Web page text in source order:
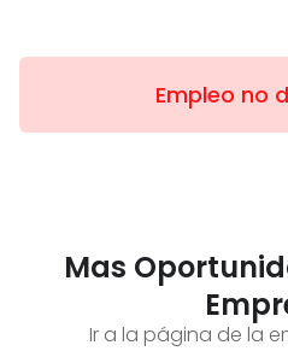
Empleo no
Mas
Ir a la página de la